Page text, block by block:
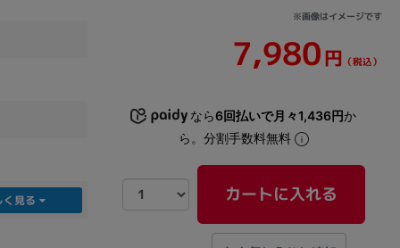
※画像はイメージです
7,980円 （税込）
なら6回払いで月々1,436円か
ら。分割手数料無料
カートに入れる
く見る
ROM DVD±RW